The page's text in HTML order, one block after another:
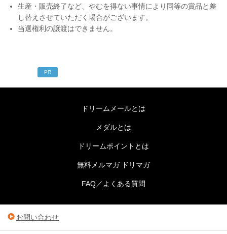
生産・販売終了など、やむを得ない事情により同等の賞品と差
し替えさせていただく場合がございます。
当選権利の譲渡はできません。
PR
ドリームメールとは
メダルとは
ドリームポイントとは
無料メルマガ ドリマガ
FAQ／よくある質問
お問い合わせ